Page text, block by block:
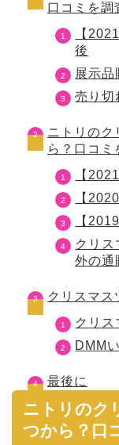
口コミを調
【
後
展示品
売り切
ニトリのク
ら？口コミ
【
【
【
クリス
外の通
クリスマス
クリス
DMM
最後に
ニトリのク
つから？口